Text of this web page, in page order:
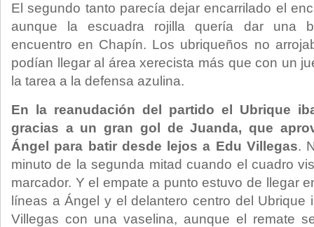
El segundo tanto parecía dejar encarrilado el
aunque la escuadra rojilla quería dar una
encuentro en Chapín. Los ubriqueños no
podían llegar al área xerecista más que con un
la tarea a la defensa azulina.
En la reanudación del partido el Ubrique
gracias a un gran gol de Juanda, que
Ángel para batir desde lejos a Edu Villegas.
minuto de la segunda mitad cuando el cuadro
marcador. Y el empate a punto estuvo de llegar
líneas a Ángel y el delantero centro del Ubrique
Villegas con una vaselina, aunque el remate